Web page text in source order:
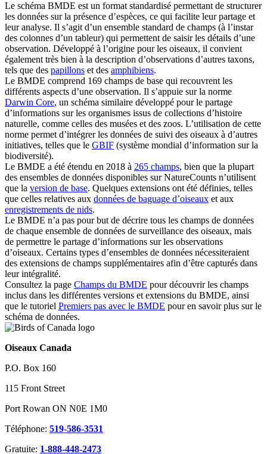
Le schéma BMDE est un format standardisé permettant de structurer
les données sur la présence d’espèces, ce qui facilite leur partage et
leur analyse. Il s’agit d’un ensemble standard de champs (à l’instar
des colonnes d’un tableur) qui permettent de saisir les détails d’une
observation. Développé à l’origine pour les oiseaux, il convient
également très bien à la description d’observations d’autres taxons,
tels que des papillons et des amphibiens.
Le BMDE comprend 169 champs de base qui recouvrent les
différents aspects d’une observation. Il s’appuie sur la norme
Darwin Core, un schéma similaire développé pour le partage
d’informations sur les organismes issus de collections d’histoire
naturelle, comme celles des musées et des zoos. L’utilisation de cette
norme permet d’intégrer les données de suivi des oiseaux à d’autres
initiatives, telles que le GBIF (système mondial d’information sur la
biodiversité).
Le BMDE a été étendu en 2018 à 265 champs, bien que la plupart
des ensembles de données disponibles sur NatureCounts n’utilisent
que la version de base. Quelques extensions ont été définies, telles
que celles relatives aux données de baguage d’oiseaux et aux
enregistrements de nids.
Le BMDE n’a pas pour but de décrire tous les champs de données
de chaque ensemble de données de surveillance des oiseaux, mais
de permettre le partage d’informations sur les observations
d’oiseaux. Certains types d’ensembles de données nécessiteraient
des extensions de champs supplémentaires afin d’être capturés dans
leur intégralité.
Consultez la page Champs du BMDE pour découvrir les champs
inclus dans les différentes versions et extensions du BMDE, ainsi
que le tutoriel Premiers pas avec le BMDE pour en savoir plus sur le
schéma de données.
Oiseaux Canada
P.O. Box 160
115 Front Street
Port Rowan ON N0E 1M0
Téléphone: 519-586-3531
Gratuite: 1-888-448-2473